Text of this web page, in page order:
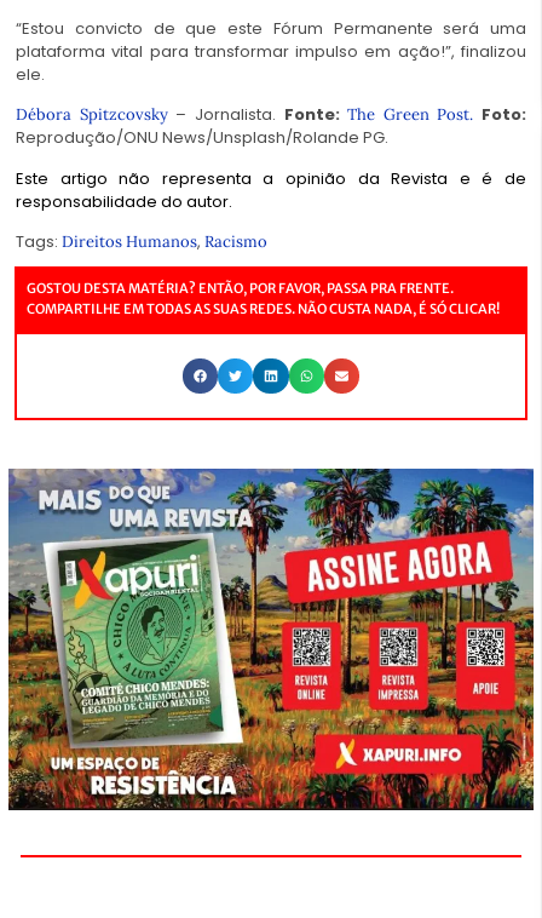
“Estou convicto de que este Fórum Permanente será uma
plataforma vital para transformar impulso em ação!”, finalizou
ele.
Débora Spitzcovsky– Jornalista. Fonte: The Green Post. Foto:
Reprodução/ONU News/Unsplash/Rolande PG.
Este artigo não representa a opinião da Revista e é de
responsabilidade do autor.
Tags: Direitos Humanos, Racismo
GOSTOU DESTA MATÉRIA? ENTÃO, POR FAVOR, PASSA PRA FRENTE.
COMPARTILHE EM TODAS AS SUAS REDES. NÃO CUSTA NADA, É SÓ CLICAR!